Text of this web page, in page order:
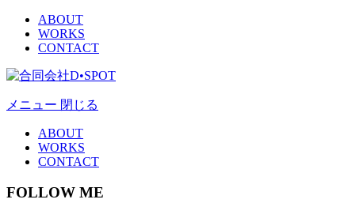
ABOUT
WORKS
CONTACT
メニュー 閉じる
ABOUT
WORKS
CONTACT
FOLLOW ME